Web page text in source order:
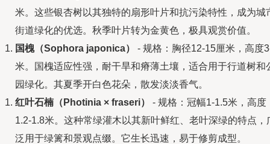
米。这些银杏树以其独特的扇形叶片和抗污染特性，成为城
街道绿化的优选。秋季叶片转为金黄色，极具观赏价值。
国槐（Sophora japonica）
- 规格：胸径12-15厘米，高度
米。国槐适应性强，耐干旱和瘠薄土壤，适合用于行道树和
园绿化。其夏季开白色花朵，散发淡淡香气。
红叶石楠（Photinia × fraseri）
- 规格：冠幅1-1.5米，高度
1.2-1.8米。这种常绿灌木以其新叶鲜红、老叶深绿的特点，
泛用于绿篱和景观点缀。它生长迅速，易于修剪成型。